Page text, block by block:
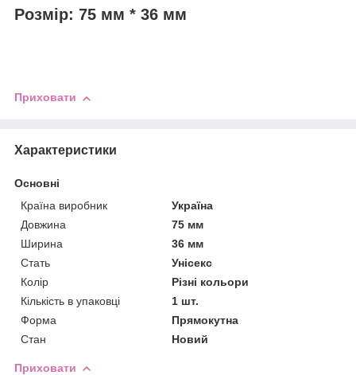
Розмір: 75 мм * 36 мм
Приховати
Характеристики
Основні
Країна виробник
Україна
Довжина
75 мм
Ширина
36 мм
Стать
Унісекс
Колір
Різні кольори
Кількість в упаковці
1 шт.
Форма
Прямокутна
Стан
Новий
Приховати